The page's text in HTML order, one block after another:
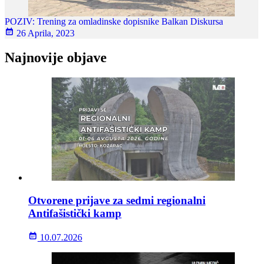
POZIV: Trening za omladinske dopisnike Balkan Diskursa
26 Aprila, 2023
Najnovije objave
Otvorene prijave za sedmi regionalni
Antifašistički kamp
10.07.2026